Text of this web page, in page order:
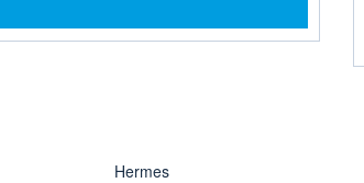
Hermes